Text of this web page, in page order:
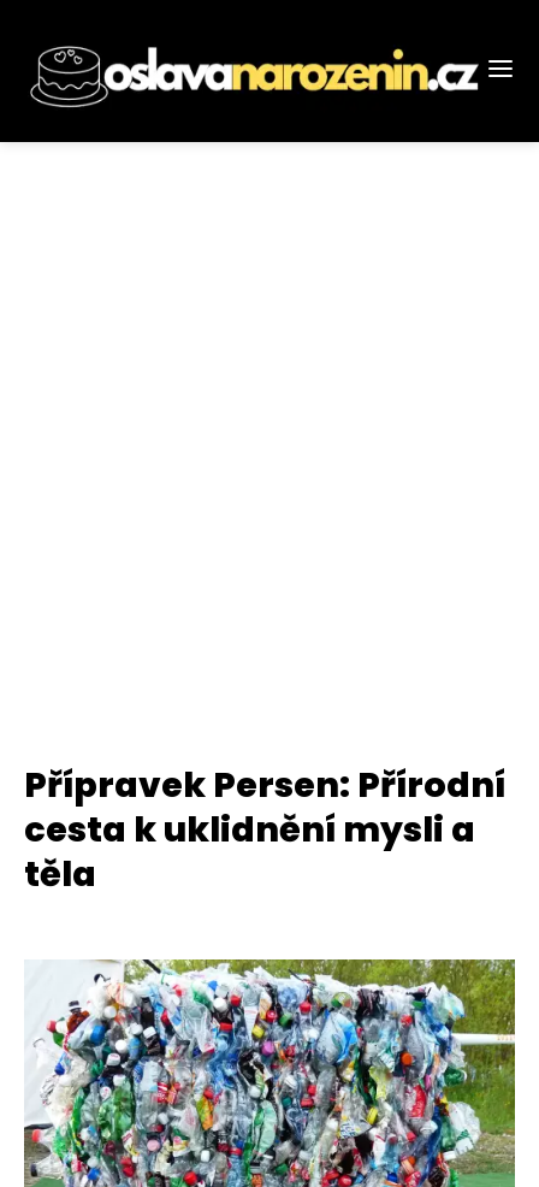
Přípravek Persen: Přírodní
cesta k uklidnění mysli a
těla